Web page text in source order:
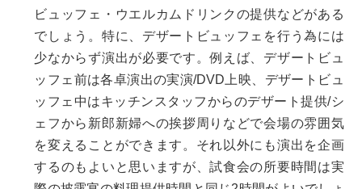
ビュッフェ・ウエルカムドリンクの提供などがある
でしょう。特に、デザートビュッフェを行う為には
少なからず演出が必要です。例えば、デザートビュ
ッフェ前は各卓演出の実演/DVD上映、デザートビュ
ッフェ中はキッチンスタッフからのデザート提供/シ
ェフから新郎新婦への挨拶周りなどで会場の雰囲気
を変えることができます。それ以外にも演出を企画
するのもよいと思いますが、試食会の所要時間は実